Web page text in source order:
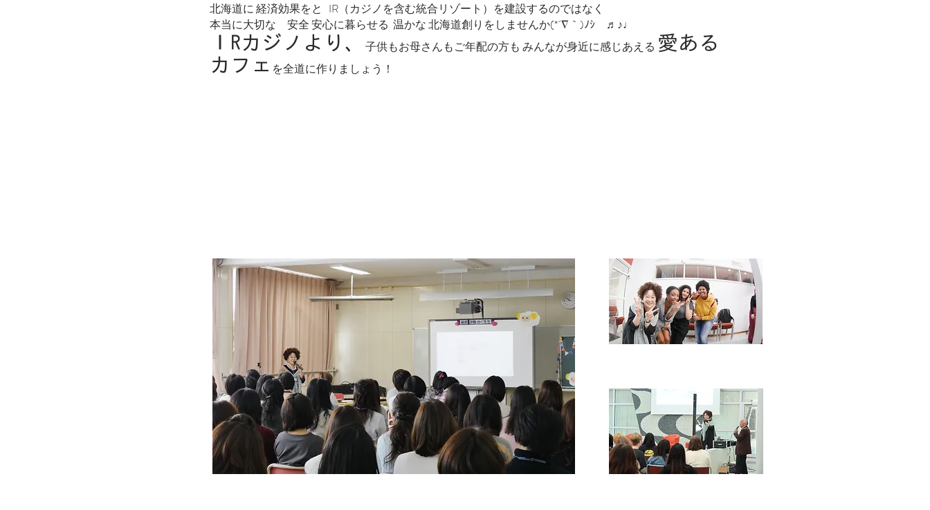
北海道に 経済効果をと IR（カジノを含む統合リゾート）を建設するのではなく
本当に大切な 安全 安心に暮らせる 温かな 北海道創りをしませんか(*´∇｀)ﾉｼ ♬♪♩
ⅠRカジノより、 子供もお母さんもご年配の方も みんなが身近に感じあえる 愛ある
カフェ を全道に作りましょう！